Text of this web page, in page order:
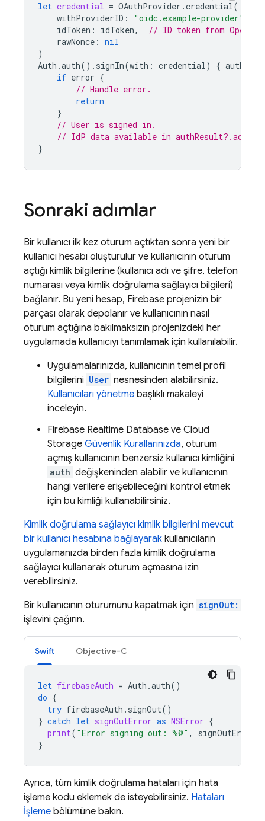
let credential = OAuthProvider .credential(
withProviderID : "oidc.example-provider"
idToken : idToken,
// ID token from OpenID
rawNonce : nil
)
Auth .auth(). signIn(with : credential) {
if error {
// Handle error.
return
}
// User is signed in.
// IdP data available in
}
Sonraki adımlar
Bir kullanıcı ilk kez oturum açtıktan sonra yeni bir
kullanıcı hesabı oluşturulur ve kullanıcının oturum
açtığı kimlik bilgilerine (kullanıcı adı ve şifre, telefon
numarası veya kimlik doğrulama sağlayıcı bilgileri)
bağlanır. Bu yeni hesap, Firebase projenizin bir
parçası olarak depolanır ve kullanıcının nasıl
oturum açtığına bakılmaksızın projenizdeki her
uygulamada kullanıcıyı tanımlamak için kullanılabilir.
Uygulamalarınızda, kullanıcının temel profil
bilgilerini User nesnesinden alabilirsiniz.
Kullanıcıları yönetme başlıklı makaleyi
inceleyin.
Firebase Realtime Database ve Cloud
Storage Güvenlik Kurallarınızda, oturum
açmış kullanıcının benzersiz kullanıcı kimliğini
auth değişkeninden alabilir ve kullanıcının
hangi verilere erişebileceğini kontrol etmek
için bu kimliği kullanabilirsiniz.
Kimlik doğrulama sağlayıcı kimlik bilgilerini mevcut
bir kullanıcı hesabına bağlayarak kullanıcıların
uygulamanızda birden fazla kimlik doğrulama
sağlayıcı kullanarak oturum açmasına izin
verebilirsiniz.
Bir kullanıcının oturumunu kapatmak için signOut:
işlevini çağırın.
Swift Objective-C
let firebaseAuth = Auth .auth()
do {
try firebaseAuth . signOut()
} catch let signOutError as NSError {
print( "Error signing out: %@" , signOutError
}
Ayrıca, tüm kimlik doğrulama hataları için hata
işleme kodu eklemek de isteyebilirsiniz. Hataları
İşleme bölümüne bakın.